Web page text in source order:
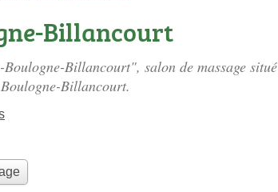
Billancourt
Billancourt", salon de massage situé
Billancourt.